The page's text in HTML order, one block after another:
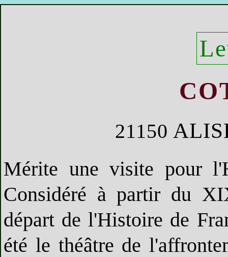
21150
Mérite une visite pour
Considéré à partir du
départ de l'Histoire de
été le théâtre de